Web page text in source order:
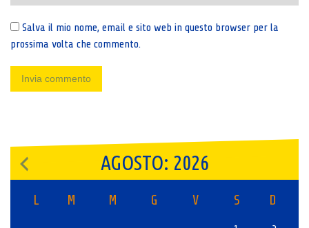
Salva il mio nome, email e sito web in questo browser per la
prossima volta che commento.
AGOSTO: 2026
L M M G V S D